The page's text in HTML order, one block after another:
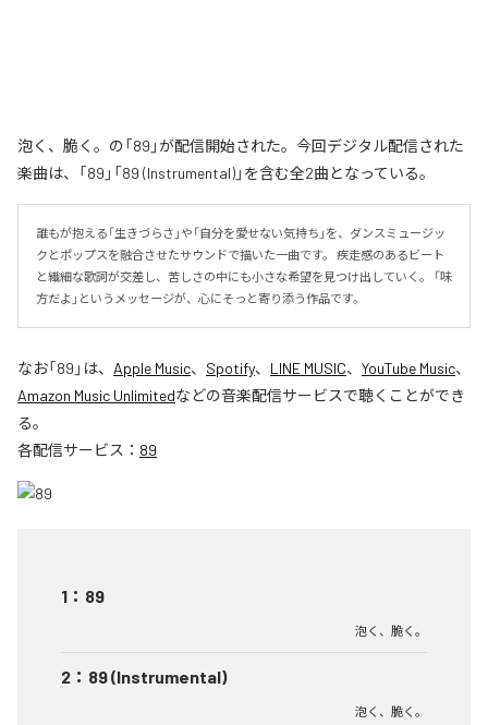
泡く、脆く。の「89」が配信開始された。今回デジタル配信された
楽曲は、「89」「89 (Instrumental)」を含む全2曲となっている。
誰もが抱える「生きづらさ」や「自分を愛せない気持ち」を、ダンスミュージッ
クとポップスを融合させたサウンドで描いた一曲です。 疾走感のあるビート
と繊細な歌詞が交差し、苦しさの中にも小さな希望を見つけ出していく。 「味
方だよ」というメッセージが、心にそっと寄り添う作品です。
なお「89 」は、 Apple Music、 Spotify、 LINE MUSIC、 YouTube Music、
Amazon Music Unlimitedなどの音楽配信サービスで聴くことができ
る。
各配信サービス： 89
1 ： 89
泡く、脆く。
2 ： 89 (Instrumental)
泡く、脆く。